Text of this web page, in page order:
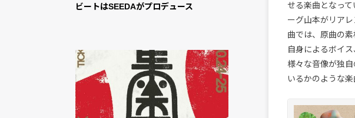
ビートはSEEDAがプロデュース
せる楽曲となっ
ーグ山本がリア
曲では、原曲の
自身によるボイ
様々な音像が独
いるかのような楽